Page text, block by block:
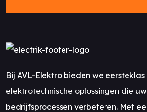
Bij AVL-Elektro bieden we eersteklas
elektrotechnische oplossingen die uw
bedrijfsprocessen verbeteren. Met